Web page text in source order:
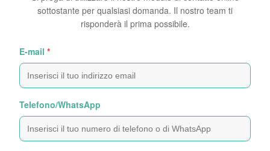
sottostante per qualsiasi domanda. Il nostro team ti
risponderà il prima possibile.
E-mail *
Telefono/WhatsApp